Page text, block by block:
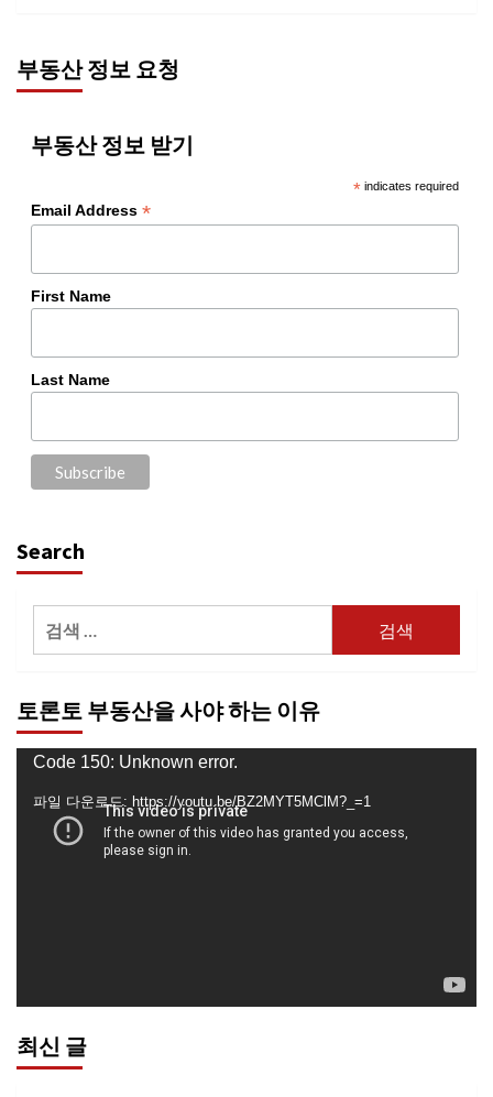
부동산 정보 요청
부동산 정보 받기
*indicates required
Email Address *
First Name
Last Name
Search
검
색:
토론토 부동산을 사야 하는 이유
동
영
Code 150: Unknown error.
파일 다운로드: https://youtu.be/BZ2MYT5MClM?_=1
최신 글